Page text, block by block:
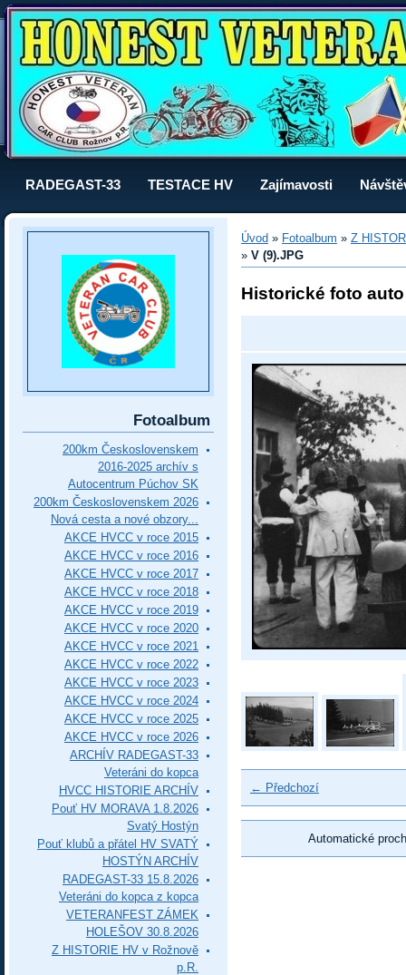
RADEGAST-33 TESTACE HV Zajímavosti
Úvod » Fotoalbum » Z
» V (9).JPG
Historické foto
← Předchozí
Automatické
Fotoalbum
200km Československem
2016-2025 archív s
Autocentrum Púchov SK
200km Československem 2026
Nová cesta a nové obzory...
AKCE HVCC v roce 2015
AKCE HVCC v roce 2016
AKCE HVCC v roce 2017
AKCE HVCC v roce 2018
AKCE HVCC v roce 2019
AKCE HVCC v roce 2020
AKCE HVCC v roce 2021
AKCE HVCC v roce 2022
AKCE HVCC v roce 2023
AKCE HVCC v roce 2024
AKCE HVCC v roce 2025
AKCE HVCC v roce 2026
ARCHÍV RADEGAST-33
Veteráni do kopca
HVCC HISTORIE ARCHÍV
Pouť HV MORAVA 1.8.2026
Svatý Hostýn
Pouť klubů a přátel HV SVATÝ
HOSTÝN ARCHÍV
RADEGAST-33 15.8.2026
Veteráni do kopca z kopca
VETERANFEST ZÁMEK
HOLEŠOV 30.8.2026
Z HISTORIE HV v Rožnově
p.R.